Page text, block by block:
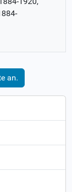
an.